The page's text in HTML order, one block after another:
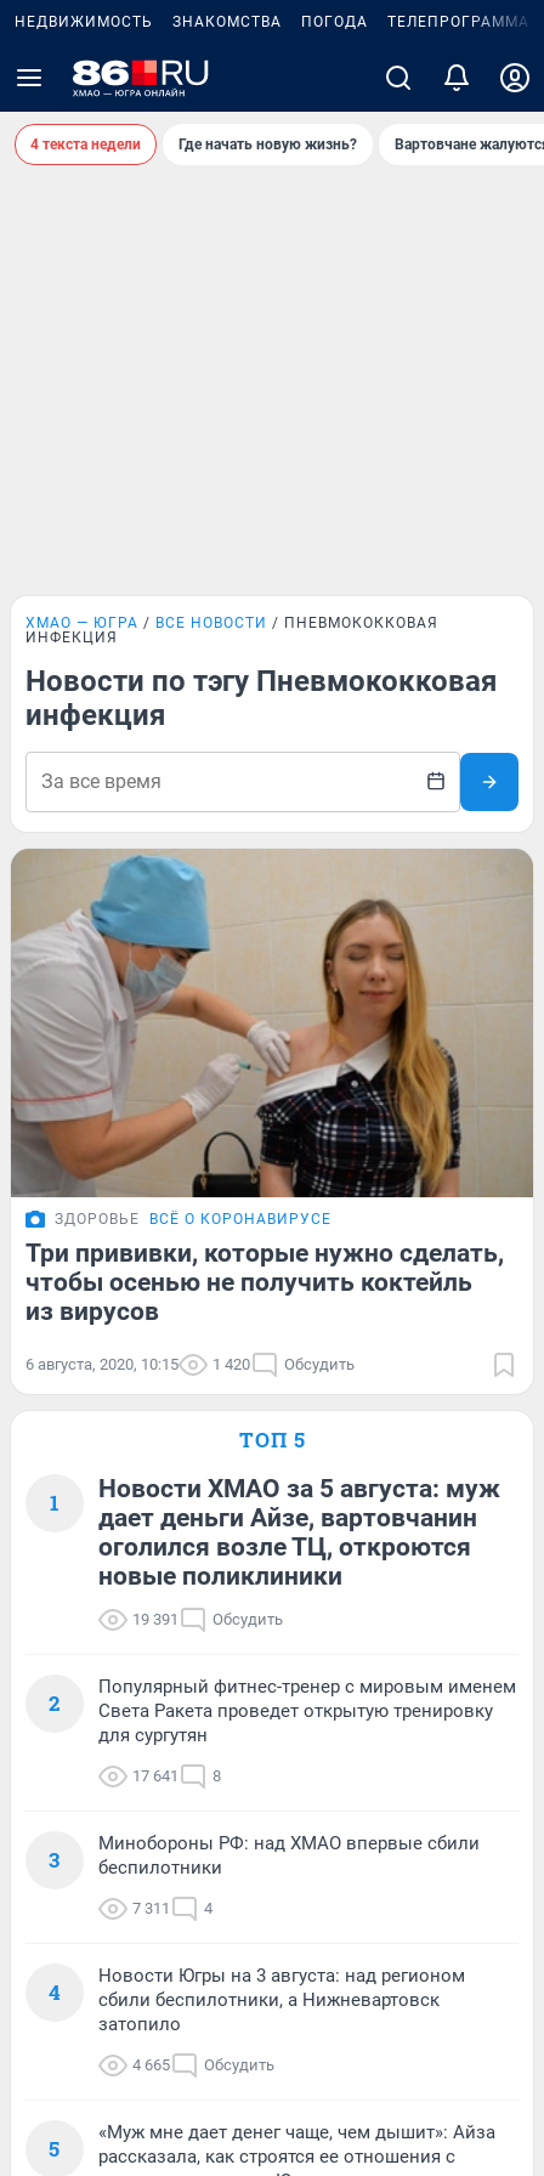
НЕДВИЖИМОСТЬ ЗНАКОМСТВА ПОГОДА ТЕЛЕПРОГРАММА
4 текста недели Где начать новую жизнь? Вартовчане
ХМАО — ЮГРА ВСЕ НОВОСТИ
ПНЕВМОКОККОВАЯ
ИНФЕКЦИЯ
Новости по тэгу Пневмококковая
инфекция
ЗДОРОВЬЕ ВСЁ О КОРОНАВИРУСЕ
Три прививки, которые нужно сделать,
чтобы осенью не получить коктейль
из вирусов
6 августа, 2020, 10:15 1 420 Обсудить
ТОП 5
1
Новости ХМАО за 5 августа: муж
дает деньги Айзе, вартовчанин
оголился возле ТЦ, откроются
новые поликлиники
19 391 Обсудить
2
Популярный фитнес-тренер с мировым именем
Света Ракета проведет открытую тренировку
для сургутян
17 641 8
3
Минобороны РФ: над ХМАО впервые сбили
беспилотники
7 311 4
4
Новости Югры на 3 августа: над регионом
сбили беспилотники, а Нижневартовск
затопило
4 665 Обсудить
5
«Муж мне дает денег чаще, чем дышит»: Айза
рассказала, как строятся ее отношения с